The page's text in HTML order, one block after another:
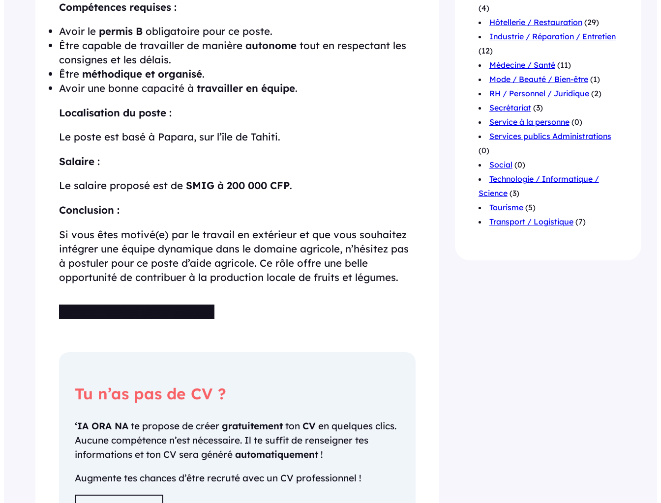
Compétences requises :
Avoir le permis B obligatoire pour ce poste.
Être capable de travailler de manière autonome tout en respectant les
consignes et les délais.
Être méthodique et organisé.
Avoir une bonne capacité à travailler en équipe.
Localisation du poste :
Le poste est basé à Papara, sur l’île de Tahiti.
Salaire :
Le salaire proposé est de SMIG à 200 000 CFP.
Conclusion :
Si vous êtes motivé(e) par le travail en extérieur et que vous souhaitez
intégrer une équipe dynamique dans le domaine agricole, n’hésitez pas
à postuler pour ce poste d’aide agricole. Ce rôle offre une belle
opportunité de contribuer à la production locale de fruits et légumes.
Tu n’as pas de CV ?
‘IA ORA NA te propose de créer gratuitement ton CV en quelques clics.
Aucune compétence n’est nécessaire. Il te suffit de renseigner tes
informations et ton CV sera généré automatiquement !
Augmente tes chances d’être recruté avec un CV professionnel !
(4)
Hôtellerie / Restauration(29)
Industrie / Réparation / Entretien
(12)
Médecine / Santé(11)
Mode / Beauté / Bien-être(1)
RH / Personnel / Juridique(2)
Secrétariat(3)
Service à la personne(0)
Services publics Administrations
(0)
Social (0)
Technologie / Informatique /
Science(3)
Tourisme(5)
Transport / Logistique(7)